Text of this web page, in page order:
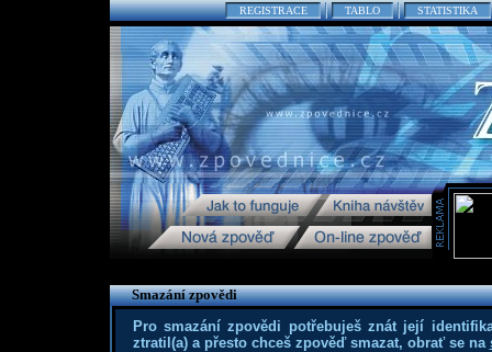
REGISTRACE TABLO STATISTIKA
Smazání zpovědi
Pro smazání zpovědi potřebuješ znát její
ztratil(a) a přesto chceš zpověď smazat, obrať se na